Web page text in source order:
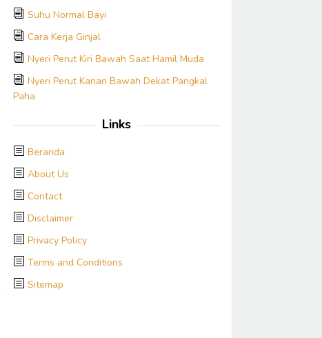
Suhu Normal Bayi
Cara Kerja Ginjal
Nyeri Perut Kiri Bawah Saat Hamil Muda
Nyeri Perut Kanan Bawah Dekat Pangkal
Paha
Links
Beranda
About Us
Contact
Disclaimer
Privacy Policy
Terms and Conditions
Sitemap